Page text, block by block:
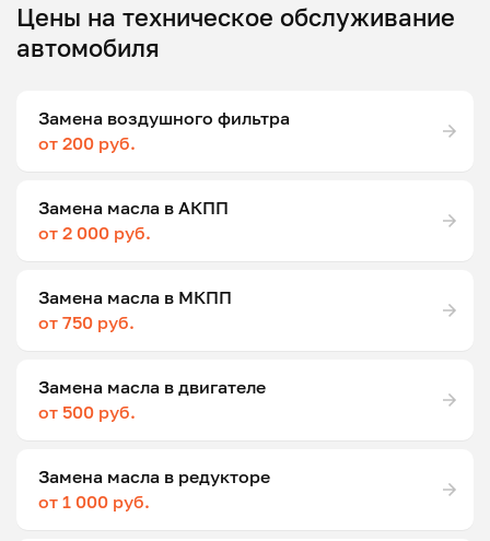
Цены на техническое обслуживание
автомобиля
Замена воздушного фильтра
от 200 руб.
Замена масла в АКПП
от 2 000 руб.
Замена масла в МКПП
от 750 руб.
Замена масла в двигателе
от 500 руб.
Замена масла в редукторе
от 1 000 руб.